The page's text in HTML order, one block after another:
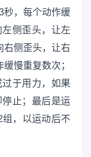
秒，每个动作缓
侧歪头，让左
右侧歪头，让右
慢重复数次；
于用力，如果
止；最后是运
，以运动后不